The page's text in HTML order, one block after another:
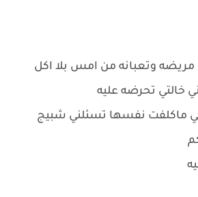
وتعبانه من امس بلا اكل
خالتي تحرضه عليه
ماكلفت نفسها تسئلني شبيج